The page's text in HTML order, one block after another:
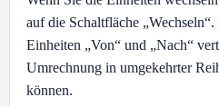
auf die Schaltfläche
Einheiten „Von“ und „Nach“
Umrechnung in umgekehrter
können.